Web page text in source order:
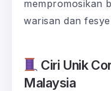
mempromosikan
warisan dan
Ciri Unik
Malaysia